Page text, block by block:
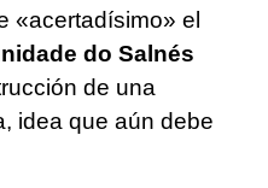
«acertadísimo» el
do Salnés
de una
idea que aún debe